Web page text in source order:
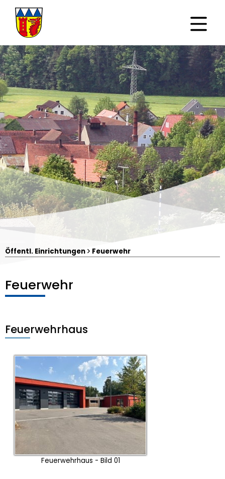
Irchenrieth
Öffentl. Einrichtungen Feuerwehr
Feuerwehr
Feuerwehrhaus
Feuerwehrhaus - Bild 01